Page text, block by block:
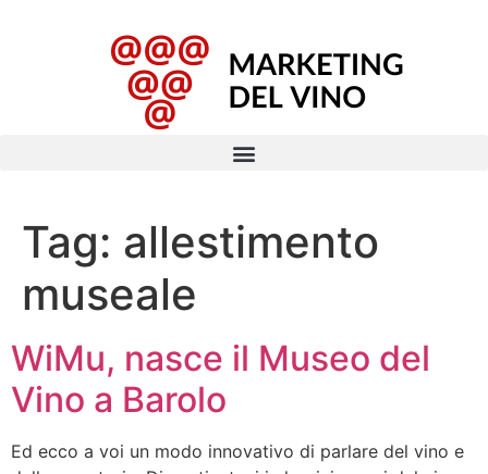
Tag: allestimento
museale
WiMu, nasce il Museo del
Vino a Barolo
Ed ecco a voi un modo innovativo di parlare del vino e